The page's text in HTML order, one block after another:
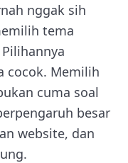
nggak sih
tema
cocok. Memilih
cuma soal
besar
website, dan